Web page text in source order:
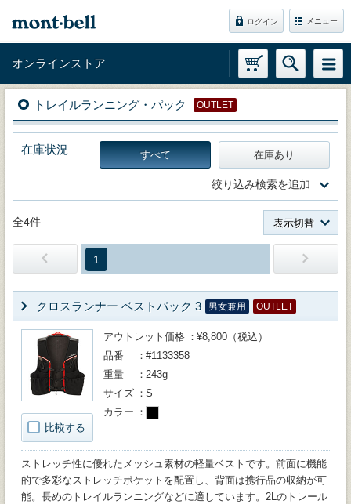
ログイン メニュー
オンラインストア
トレイルランニング・パック OUTLET
在庫状況 すべて 在庫あり
絞り込み検索を追加
全4件 表示切替
1
クロスランナー ベストパック 3 男女兼用 OUTLET
比較する
アウトレット価格
¥8,800（税込）
品番
#1133358
重量
243g
サイズ
S
カラー
ストレッチ性に優れたメッシュ素材の軽量ベストです。前面に機能
的で多彩なストレッチポケットを配置し、背面は携行品の収納が可
能。長めのトレイルランニングなどに適しています。2Lのトレール